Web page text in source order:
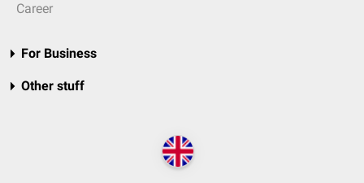
Career
For Business
Other stuff